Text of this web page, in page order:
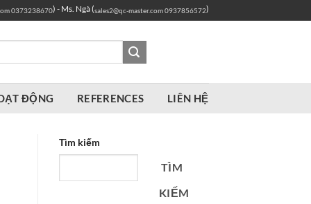
0373238670) - Ms. Ngà (sales2@qc-master.com0937856572)
ĐỘNG REFERENCES LIÊN HỆ
Tìm kiếm
TÌM
KIẾM